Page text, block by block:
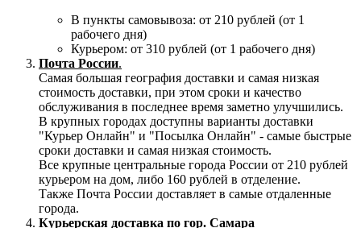
В пункты самовывоза: от 210 рублей (от 1
рабочего дня)
Курьером: от 310 рублей (от 1 рабочего дня)
Почта России.
Самая большая география доставки и самая низкая
стоимость доставки, при этом сроки и качество
обслуживания в последнее время заметно улучшились.
В крупных городах доступны варианты доставки
"Курьер Онлайн" и "Посылка Онлайн" - самые быстрые
сроки доставки и самая низкая стоимость.
Все крупные центральные города России от 210 рублей
курьером на дом, либо 160 рублей в отделение.
Также Почта России доставляет в самые отдаленные
города.
Курьерская доставка по гор. Самара